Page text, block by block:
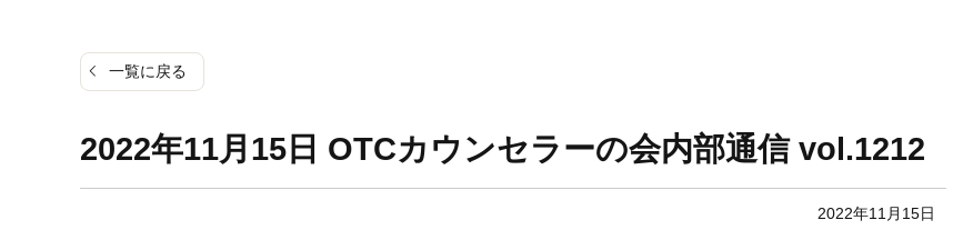
一覧に戻る
2022年11月15日 OTCカウンセラーの会内部通信 vol.1212
2022年11月15日